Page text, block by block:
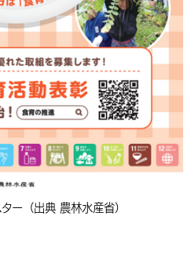
ー（出典 農林水産省）